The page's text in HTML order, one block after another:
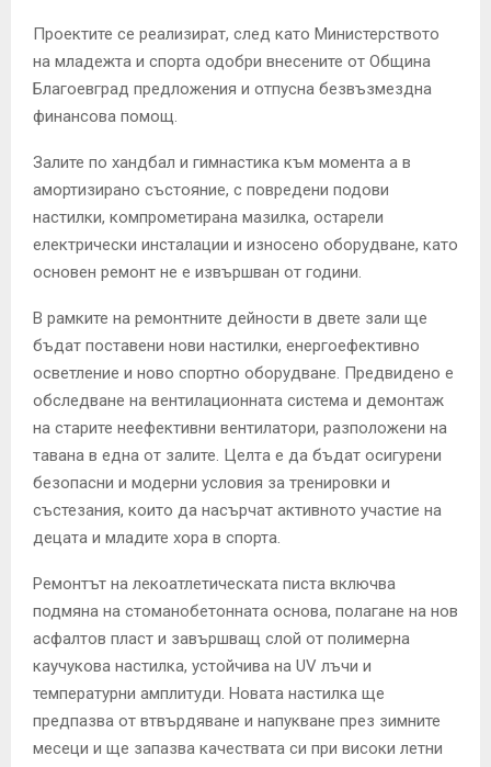
Проектите се реализират, след като Министерството
на младежта и спорта одобри внесените от Община
Благоевград предложения и отпусна безвъзмездна
финансова помощ.
Залите по хандбал и гимнастика към момента а в
амортизирано състояние, с повредени подови
настилки, компрометирана мазилка, остарели
електрически инсталации и износено оборудване, като
основен ремонт не е извършван от години.
В рамките на ремонтните дейности в двете зали ще
бъдат поставени нови настилки, енергоефективно
осветление и ново спортно оборудване. Предвидено е
обследване на вентилационната система и демонтаж
на старите неефективни вентилатори, разположени на
тавана в една от залите. Целта е да бъдат осигурени
безопасни и модерни условия за тренировки и
състезания, които да насърчат активното участие на
децата и младите хора в спорта.
Ремонтът на лекоатлетическата писта включва
подмяна на стоманобетонната основа, полагане на нов
асфалтов пласт и завършващ слой от полимерна
каучукова настилка, устойчива на UV лъчи и
температурни амплитуди. Новата настилка ще
предпазва от втвърдяване и напукване през зимните
месеци и ще запазва качествата си при високи летни